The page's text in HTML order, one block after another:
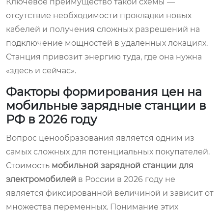
отсутствие необходимости прокладки новых
кабелей и получения сложных разрешений на
подключение мощностей в удаленных локациях.
Станция привозит энергию туда, где она нужна
«здесь и сейчас».
Факторы формирования цен на
мобильные зарядные станции в
РФ в 2026 году
Вопрос ценообразования является одним из
самых сложных для потенциальных покупателей.
Стоимость мобильной зарядной станции для
электромобилей в России в 2026 году не
является фиксированной величиной и зависит от
множества переменных. Понимание этих